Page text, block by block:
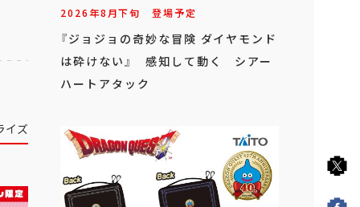
イズ
2026年8月下旬 登場予定
『ジョジョの奇妙な冒険 ダイヤモンド
は砕けない』 感知して動く シアー
ハートアタック